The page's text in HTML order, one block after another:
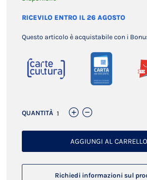
RICEVILO ENTRO IL 26 AGOSTO
Questo articolo è acquistabile con i
QUANTITÀ
AGGIUNGI AL CARRELLO
Richiedi informazioni sul